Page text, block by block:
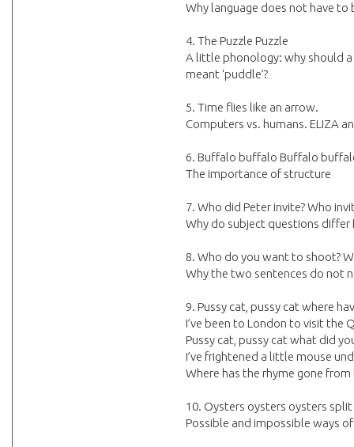
Why language does not have
4. The Puzzle Puzzle
A little phonology: why should a
meant ‘puddle’?
5. Time flies like an arrow.
Computers vs. humans. ELIZA
6. Buffalo buffalo Buffalo
The importance of structure
7. Who did Peter invite? Who
Why do subject questions differ
8. Who do you want to shoot?
Why the two sentences do not
9. Pussy cat, pussy cat where
I’ve been to London to visit the
Pussy cat, pussy cat what did
I’ve frightened a little mouse
Where has the rhyme gone
10. Oysters oysters oysters
Possible and impossible ways